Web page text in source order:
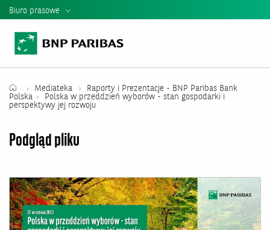
Biuro prasowe
Informacje Prasowe
Teczka Prasowa
Władze banku
Raporty i Prezentacje BNP Paribas
Mediateka
Raporty i Prezentacje - BNP Paribas Bank
Polska
Polska w przeddzień wyborów - stan gospodarki i
perspektywy jej rozwoju
Podgląd pliku